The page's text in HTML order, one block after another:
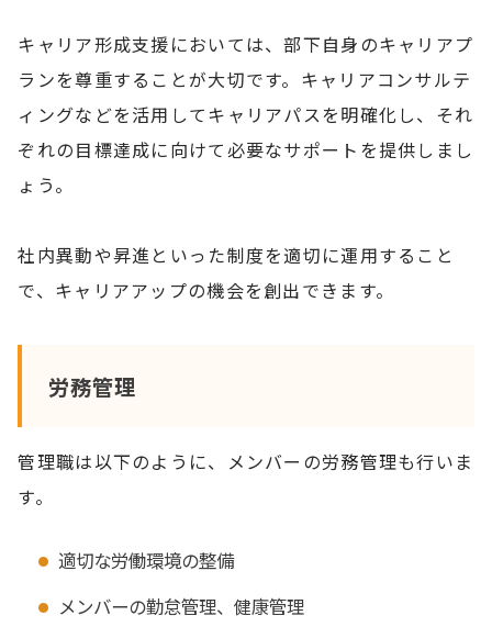
キャリア形成支援においては、部下自身のキャリアプ
ランを尊重することが大切です。キャリアコンサルテ
ィングなどを活用してキャリアパスを明確化し、それ
ぞれの目標達成に向けて必要なサポートを提供しまし
ょう。
社内異動や昇進といった制度を適切に運用すること
で、キャリアアップの機会を創出できます。
労務管理
管理職は以下のように、メンバーの労務管理も行いま
す。
適切な労働環境の整備
メンバーの勤怠管理、健康管理